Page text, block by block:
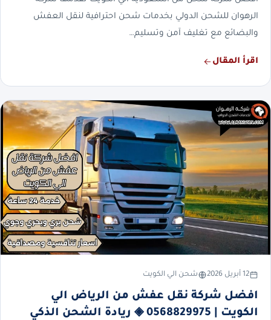
الرهوان للشحن الدولي بخدمات شحن احترافية لنقل العفش
والبضائع مع تغليف آمن وتسليم…
اقرأ المقال
12 أبريل 2026 شحن الي الكويت
افضل شركة نقل عفش من الرياض الي
الكويت | 0568829975 ◈ ريادة الشحن الذكي